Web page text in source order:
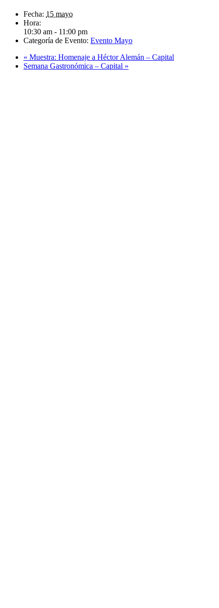
Fecha: 15 mayo
Hora:
10:30 am - 11:00 pm
Categoría de Evento: Evento Mayo
« Muestra: Homenaje a Héctor Alemán – Capital
Semana Gastronómica – Capital »